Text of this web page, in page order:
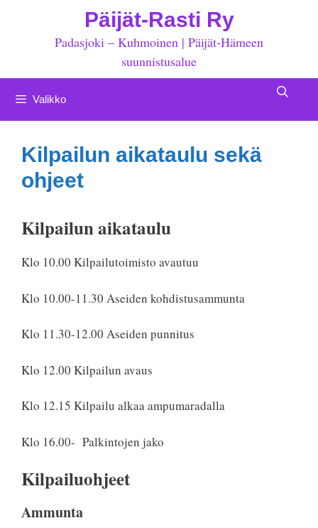
Päijät-Rasti Ry
Padasjoki – Kuhmoinen | Päijät-Hämeen
suunnistusalue
Valikko
Kilpailun aikataulu sekä
ohjeet
Kilpailun aikataulu
Klo 10.00 Kilpailutoimisto avautuu
Klo 10.00-11.30 Aseiden kohdistusammunta
Klo 11.30-12.00 Aseiden punnitus
Klo 12.00 Kilpailun avaus
Klo 12.15 Kilpailu alkaa ampumaradalla
Klo 16.00- Palkintojen jako
Kilpailuohjeet
Ammunta